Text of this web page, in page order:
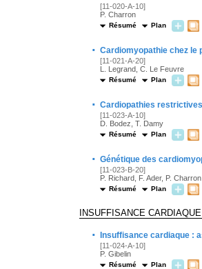
[11-020-A-10]
P. Charron
Résumé Plan
· Cardiomyopathie chez le
[11-021-A-20]
L. Legrand, C. Le Feuvre
Résumé Plan
· Cardiopathies restrictives
[11-023-A-10]
D. Bodez, T. Damy
Résumé Plan
· Génétique des
[11-023-B-20]
P. Richard, F. Ader, P. Charron
Résumé Plan
INSUFFISANCE CARDIAQUE
· Insuffisance cardiaque :
[11-024-A-10]
P. Gibelin
Résumé Plan